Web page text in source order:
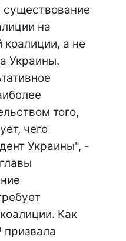
на
коалиции, а не
Украины.
того,
чего
Украины", -
Как